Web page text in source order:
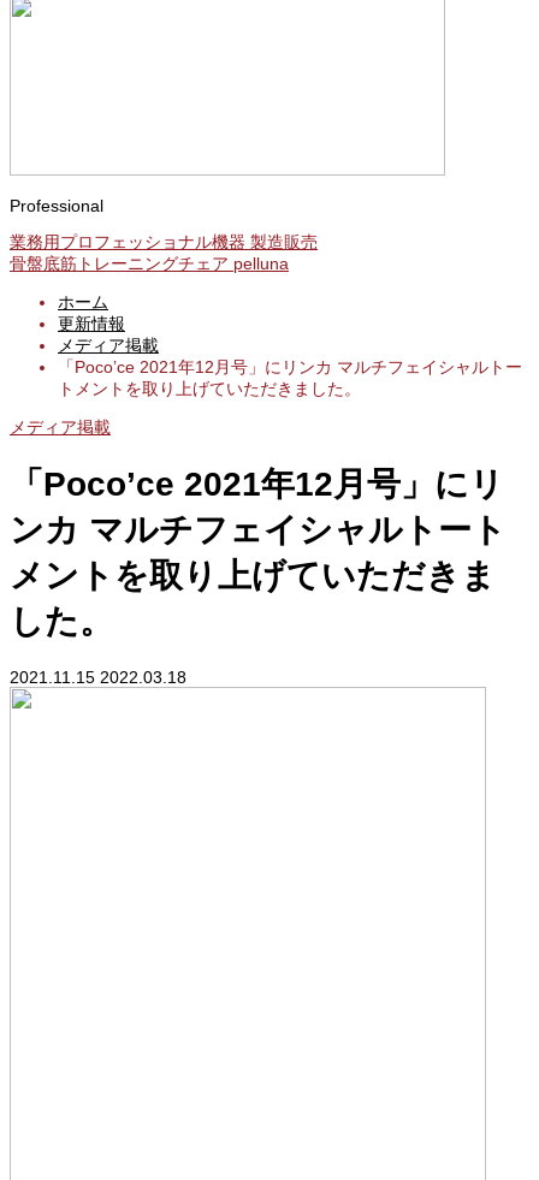
Professional
業務用プロフェッショナル機器 製造販売
骨盤底筋トレーニングチェア pelluna
ホーム
更新情報
メディア掲載
「Poco’ce 2021年12月号」にリンカ マルチフェイシャルトー
トメントを取り上げていただきました。
メディア掲載
「Poco’ce 2021年12月号」にリ
ンカ マルチフェイシャルトート
メントを取り上げていただきま
した。
2021.11.15 2022.03.18